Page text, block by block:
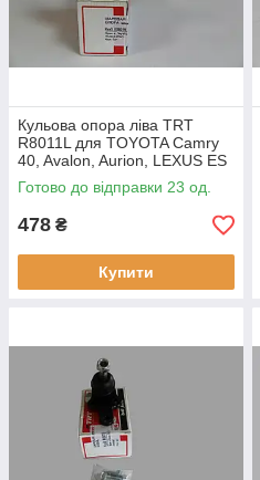
Кульова опора ліва TRT
R8011L для TOYOTA Camry
40, Avalon, Aurion, LEXUS ES
250, ES 300h, ES 350
Готово до відправки 23 од.
478 ₴
Купити